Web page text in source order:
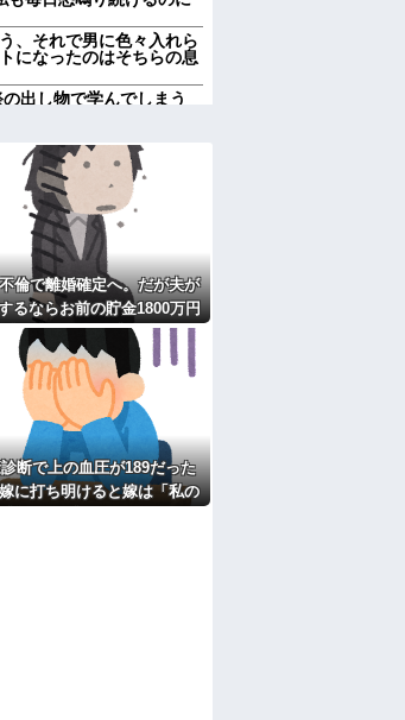
、それで男に色々入れら
になったのはそちらの息
出し物で学んでしまう
チに子連れで押しかけ
「はぁ」→交番に電話し
年で20.7ポイント増、
母さんが死んだらどうす
…。 うちのは俺を起こす
お出かけ先はおばあちゃ
に連れて行ってあげた
どかしてミミズ集め足の
チ悪い率は異常
倫で離婚確定へ。だが夫が
るならお前の貯金1800万円
産分与しろ」と言い出した
断で上の血圧が189だった
に打ち明けると嫁は「私の